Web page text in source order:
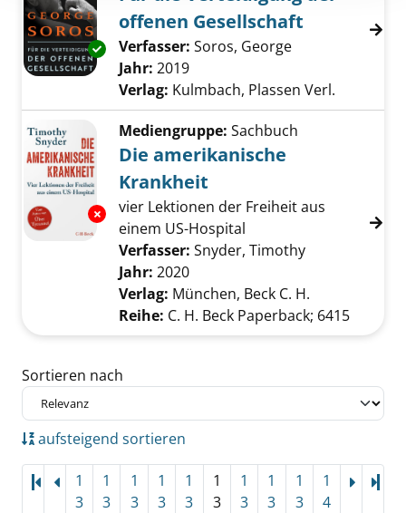
Exemplar-Details von Für die Verteidigung
offenen Gesellschaft
Verfasser: Soros, George
Jahr: 2019
Verlag: Kulmbach, Plassen Verl.
Exemplar-Details von Die amerikanische
Mediengruppe: Sachbuch
Die amerikanische
Krankheit
vier Lektionen der Freiheit aus
einem US-Hospital
Verfasser: Snyder, Timothy
Jahr: 2020
Verlag: München, Beck C. H.
Reihe: C. H. Beck Paperback; 6415
Zu den Suchfiltern springen
Sortieren nach
aufsteigend sortieren
1
3
1
3
1
3
1
3
1
3
1
3
1
3
1
3
1
3
1
4